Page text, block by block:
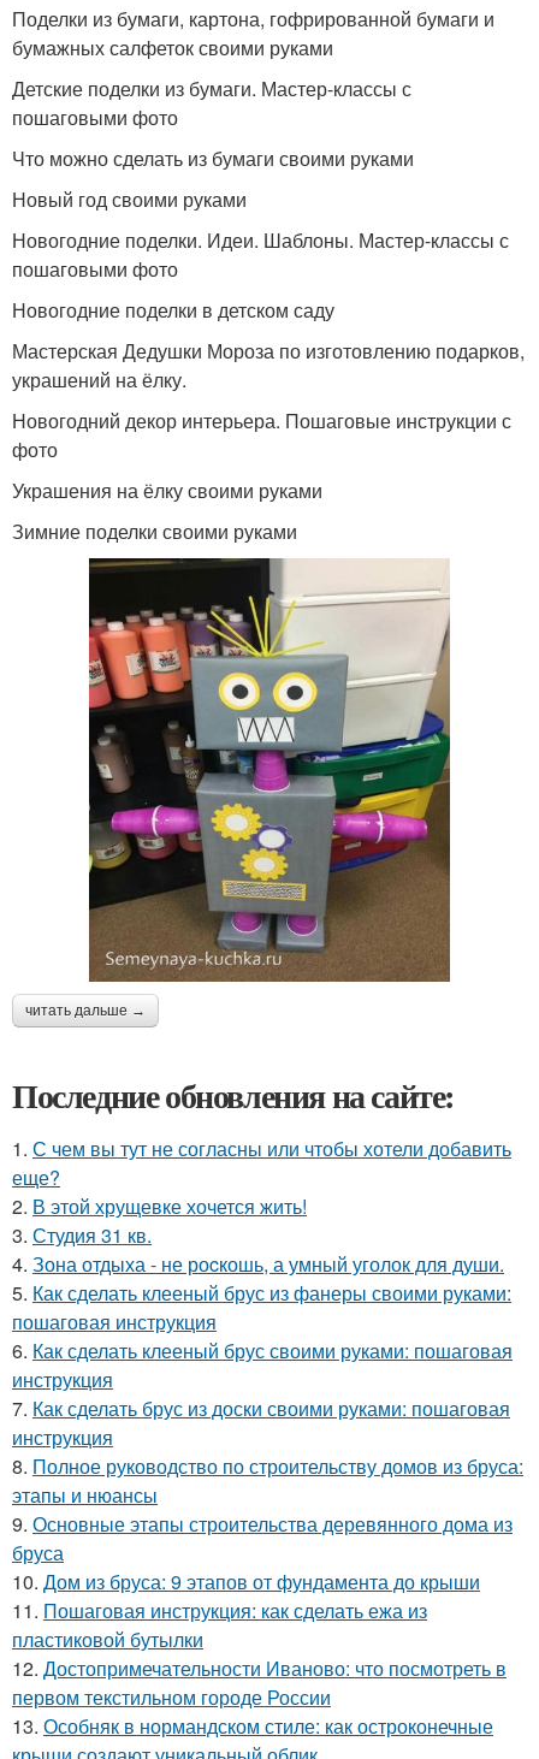
Поделки из бумаги, картона, гофрированной бумаги и
бумажных салфеток своими руками
Детские поделки из бумаги. Мастер-классы с
пошаговыми фото
Что можно сделать из бумаги своими руками
Новый год своими руками
Новогодние поделки. Идеи. Шаблоны. Мастер-классы с
пошаговыми фото
Новогодние поделки в детском саду
Мастерская Дедушки Мороза по изготовлению подарков,
украшений на ёлку.
Новогодний декор интерьера. Пошаговые инструкции с
фото
Украшения на ёлку своими руками
Зимние поделки своими руками
читать дальше →
Последние обновления на сайте:
1. С чем вы тут не согласны или чтобы хотели добавить
еще?
2. В этой хрущевке хочется жить!
3. Студия 31 кв.
4. Зона отдыха - не роcкошь, а умный уголок для души.
5. Как сделать клееный брус из фанеры своими руками:
пошаговая инструкция
6. Как сделать клееный брус своими руками: пошаговая
инструкция
7. Как сделать брус из доски своими руками: пошаговая
инструкция
8. Полное руководство по строительству домов из бруса:
этапы и нюансы
9. Основные этапы строительства деревянного дома из
бруса
10. Дом из бруса: 9 этапов от фундамента до крыши
11. Пошаговая инструкция: как сделать ежа из
пластиковой бутылки
12. Достопримечательности Иваново: что посмотреть в
первом текстильном городе России
13. Особняк в нормандском стиле: как остроконечные